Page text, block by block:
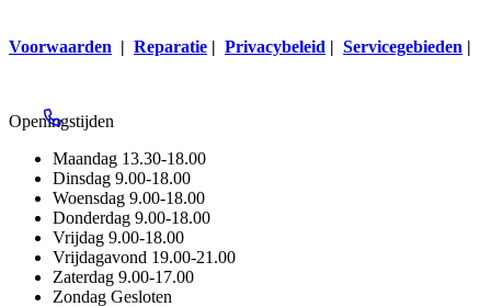
Voorwaarden | Reparatie | Privacybeleid | Servicegebieden |
Openingstijden
Maandag 13.30-18.00
Dinsdag 9.00-18.00
Woensdag 9.00-18.00
Donderdag 9.00-18.00
Vrijdag 9.00-18.00
Vrijdagavond 19.00-21.00
Zaterdag 9.00-17.00
Zondag Gesloten